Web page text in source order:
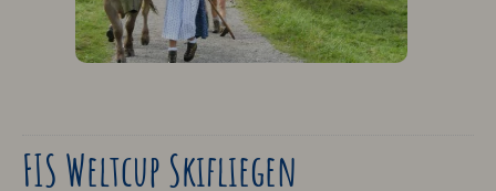
FIS Weltcup Skifliegen